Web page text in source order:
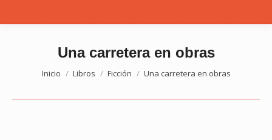
Una carretera en obras
Estás aquí:
Inicio Libros Ficción Una carretera en obras